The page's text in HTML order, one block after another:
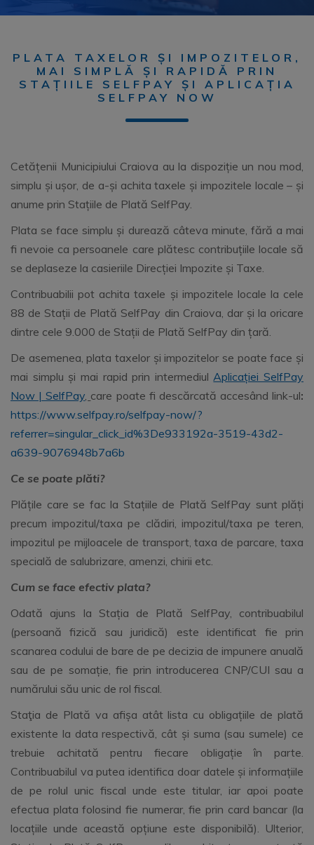
PLATA TAXELOR ȘI IMPOZITELOR,
MAI SIMPLĂ ȘI RAPIDĂ PRIN
STAȚIILE SELFPAY ȘI APLICAȚIA
SELFPAY NOW
Cetățenii Municipiului Craiova au la dispoziție un nou mod,
simplu și ușor, de a-și achita taxele și impozitele locale – și
anume prin Stațiile de Plată SelfPay.
Plata se face simplu și durează câteva minute, fără a mai
fi nevoie ca persoanele care plătesc contribuțiile locale să
se deplaseze la casieriile Direcției Impozite și Taxe.
Contribuabilii pot achita taxele și impozitele locale la cele
88 de Stații de Plată SelfPay din Craiova, dar și la oricare
dintre cele 9.000 de Stații de Plată SelfPay din țară.
De asemenea, plata taxelor și impozitelor se poate face și
mai simplu și mai rapid prin intermediulAplicației SelfPay
Now | SelfPay, care poate fi descărcată accesând link-ul:
https://www.selfpay.ro/selfpay-now/?
referrer=singular_click_id%3De933192a-3519-43d2-
a639-9076948b7a6b
Ce se poate plăti?
Plățile care se fac la Stațiile de Plată SelfPay sunt plăți
precum impozitul/taxa pe clădiri, impozitul/taxa pe teren,
impozitul pe mijloacele de transport, taxa de parcare, taxa
specială de salubrizare, amenzi, chirii etc.
Cum se face efectiv plata?
Odată ajuns la Stația de Plată SelfPay, contribuabilul
(persoană fizică sau juridică) este identificat fie prin
scanarea codului de bare de pe decizia de impunere anuală
sau de pe somație, fie prin introducerea CNP/CUI sau a
numărului său unic de rol fiscal.
Staţia de Plată va afișa atât lista cu obligațiile de plată
existente la data respectivă, cât și suma (sau sumele) ce
trebuie achitată pentru fiecare obligație în parte.
Contribuabilul va putea identifica doar datele și informațiile
de pe rolul unic fiscal unde este titular, iar apoi poate
efectua plata folosind fie numerar, fie prin card bancar (la
locațiile unde această opțiune este disponibilă). Ulterior,